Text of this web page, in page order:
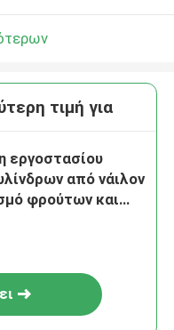
τιμή για
εργοστασίου
από νάιλον
φρούτων και